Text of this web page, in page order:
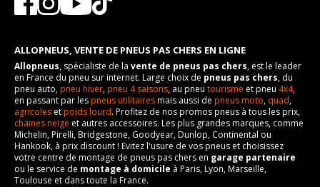
ALLOPNEUS, VENTE DE PNEUS PAS CHERS EN LIGNE
Allopneus, spécialiste de la vente de pneus pas chers, est le leader
en France du pneu sur internet. Large choix de pneus pas chers, du
pneu auto,pneu hiver,pneu 4 saisons, au pneu tourisme et pneu 4x4,
en passant par lespneus utilitairesmais aussi de pneus moto, quad,
agricoles etpoids lourd. Profitez de nos promos pneus à tous les prix,
chaines neige et autres accessoires. Les plus grandes marques, comme
Michelin, Pirelli, Bridgestone, Goodyear, Dunlop, Continental ou
Hankook, à prix discount ! Evitez l'usure de vos pneus et choisissez
votre centre de montage de pneus pas chers en garage partenaire
ou le service de montage à domicile à Paris, Lyon, Marseille,
Toulouse et dans toute la France.